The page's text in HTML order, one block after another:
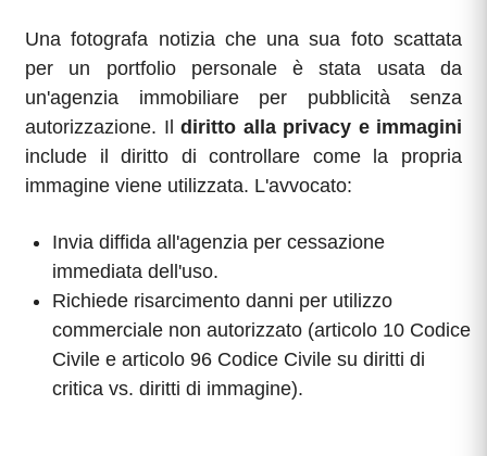
Una fotografa notizia che una sua foto scattata
per un portfolio personale è stata usata da
un'agenzia immobiliare per pubblicità senza
autorizzazione. Il diritto alla privacy e immagini
include il diritto di controllare come la propria
immagine viene utilizzata. L'avvocato:
Invia diffida all'agenzia per cessazione
immediata dell'uso.
Richiede risarcimento danni per utilizzo
commerciale non autorizzato (articolo 10 Codice
Civile e articolo 96 Codice Civile su diritti di
critica vs. diritti di immagine).